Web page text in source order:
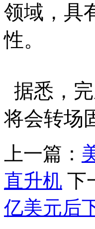
领域，具
性。
据悉，
将会转场
上一篇：
直升机 下
亿美元后